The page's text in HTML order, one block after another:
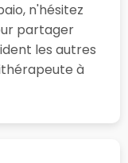
n'hésitez
partager
les autres
à